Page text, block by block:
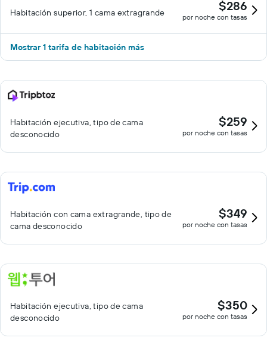
Habitación superior, 1 cama extragrande $286
por noche con tasas
Mostrar 1 tarifa de habitación más
Habitación ejecutiva, tipo de cama
desconocido
$259
por noche con tasas
Habitación con cama extragrande, tipo de
cama desconocido
$349
por noche con tasas
Habitación ejecutiva, tipo de cama
desconocido
$350
por noche con tasas